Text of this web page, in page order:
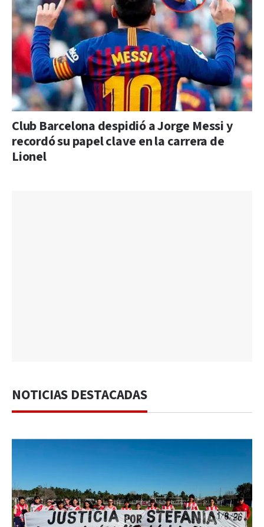
Club Barcelona despidió a Jorge Messi y
recordó su papel clave en la carrera de
Lionel
NOTICIAS DESTACADAS